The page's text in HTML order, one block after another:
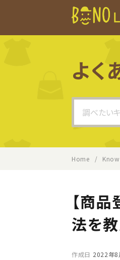
よく
Home
【商
法を教
作成日 2022年8